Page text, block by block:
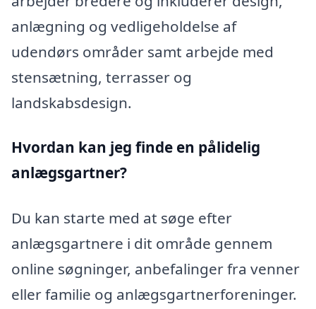
anlægning og vedligeholdelse af
udendørs områder samt arbejde med
stensætning, terrasser og
landskabsdesign.
Hvordan kan jeg finde en pålidelig
anlægsgartner?
Du kan starte med at søge efter
anlægsgartnere i dit område gennem
online søgninger, anbefalinger fra venner
eller familie og anlægsgartnerforeninger.